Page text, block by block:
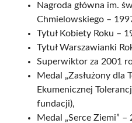
Nagroda główna im.
Chmielowskiego –
Tytuł Kobiety Roku –
Tytuł Warszawianki
Superwiktor za 2001
Medal „Zasłużony dla
Ekumenicznej
fundacji),
Medal „Serce Ziemi” –